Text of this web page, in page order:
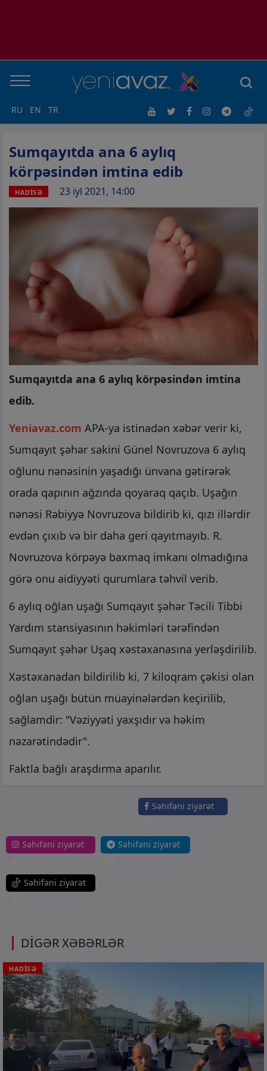
RU EN TR
Sumqayıtda ana 6 aylıq
körpəsindən imtina edib
HADİSƏ 23 iyl 2021, 14:00
Sumqayıtda ana 6 aylıq körpəsindən imtina
edib.
Yeniavaz.com APA-ya istinadən xəbər verir ki,
Sumqayıt şəhər sakini Günel Novruzova 6 aylıq
oğlunu nənəsinin yaşadığı ünvana gətirərək
orada qapının ağzında qoyaraq qaçıb. Uşağın
nənəsi Rəbiyyə Novruzova bildirib ki, qızı illərdir
evdən çıxıb və bir daha geri qayıtmayıb. R.
Novruzova körpəyə baxmaq imkanı olmadığına
görə onu aidiyyəti qurumlara təhvil verib.
6 aylıq oğlan uşağı Sumqayıt şəhər Təcili Tibbi
Yardım stansiyasının həkimləri tərəfindən
Sumqayıt şəhər Uşaq xəstəxanasına yerləşdirilib.
Xəstəxanadan bildirilib ki, 7 kiloqram çəkisi olan
oğlan uşağı bütün müayinələrdən keçirilib,
sağlamdir: "Vəziyyəti yaxşıdır və həkim
nəzarətindədir".
Faktla bağlı araşdırma aparılır.
Səhifəni ziyarət
Səhifəni ziyarət
Səhifəni ziyarət
Səhifəni ziyarət
DİGƏR XƏBƏRLƏR
HADİSƏ